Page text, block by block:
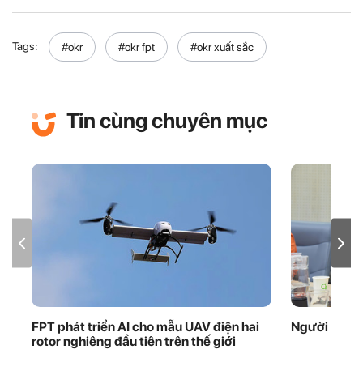
Tags: #okr #okr fpt #okr xuất sắc
Tin cùng chuyên mục
FPT phát triển AI cho mẫu UAV điện hai
rotor nghiêng đầu tiên trên thế giới
Người ‘giữ